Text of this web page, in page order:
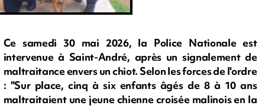
Ce samedi 30 mai 2026, la Police Nationale est
intervenue à Saint-André, après un signalement de
maltraitance envers un chiot. Selon les forces de l'ordre
: "Sur place, cinq à six enfants âgés de 8 à 10 ans
maltraitaient une jeune chienne croisée malinois en la